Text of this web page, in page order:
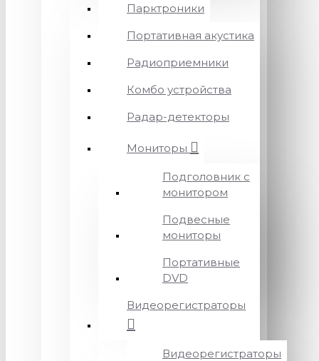
Парктроники
Портативная акустика
Радиоприемники
Комбо устройства
Радар-детекторы
Мониторы
Подголовник с
монитором
Подвесные
мониторы
Портативные
DVD
Видеорегистраторы
Видеорегистраторы